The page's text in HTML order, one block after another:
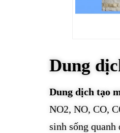
Dung
Dung dịch tạo
NO2, NO, CO,
sinh sống quanh